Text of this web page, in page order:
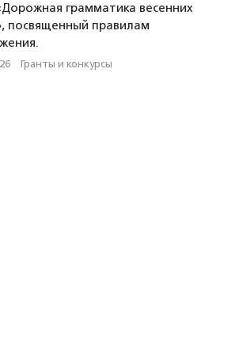
грамматика весенних
посвященный правилам
· Гранты и конкурсы